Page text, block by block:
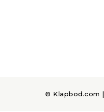
© Klapbod.com |